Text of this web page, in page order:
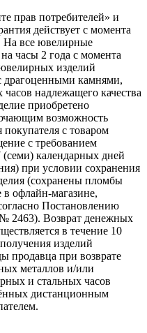
прав потребителей» и
действует с момента
На все ювелирные
часы 2 года с момента
изделий
драгоценными камнями,
надлежащего качества
приобретено
возможность
покупателя с товаром
с требованием
(семи) календарных дней
при условии сохранения
(сохранены пломбы
офлайн-магазине,
Постановлению
2463). Возврат денежных
в течение 10
изделий
продавца при возврате
металлов и/или
и стальных часов
дистанционным